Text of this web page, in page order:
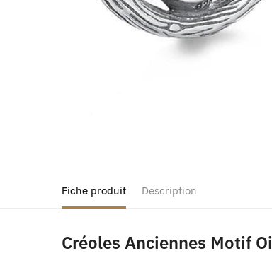
Fiche produit Description
Créoles Anciennes Motif